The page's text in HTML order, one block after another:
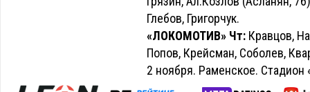
Глебов, Григорчук.
«ЛОКОМОТИВ» Чт: Кравцов,
Попов, Крейсман, Соболев,
2 ноября. Раменское. Стадион